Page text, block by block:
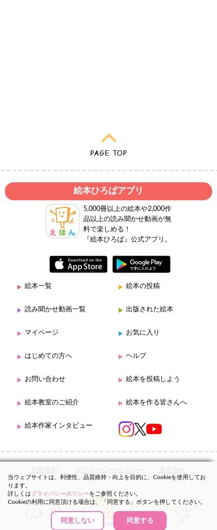
絵本ひろばアプリ
5,000冊以上の絵本や2,000作
品以上の読み聞かせ動画が無
料で楽しめる！
『絵本ひろば』公式アプリ。
絵本一覧 絵本の投稿
読み聞かせ動画一覧 出版された絵本
マイページ お気に入り
はじめての方へ ヘルプ
お問い合わせ 絵本を投稿しよう
絵本教室のご紹介 絵本を作る皆さんへ
絵本作家インタビュー
利用規約 プライバシーポリシー 運営会社
当ウェブサイトは、利便性、品質維持・向上を目的に、Cookieを使用してお
ります。
詳しくはプライバシーポリシーをご参照ください。
Cookieの利用に同意頂ける場合は、「同意する」ボタンを押してください。
同意しない 同意する